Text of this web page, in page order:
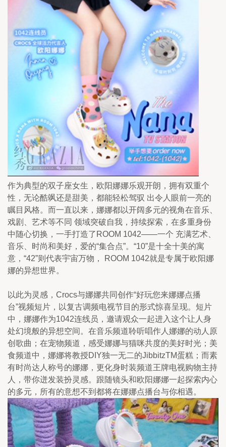
作为典型的双子座女生，欧阳娜娜乐观开朗，拥有双重个
性，无论酷飒还是甜美，都能轻松驾驭 出令人眼前一亮的
瞩目风格。而一直以来，娜娜都以开阔多元的视角在音乐、
戏剧、艺术等不同 领域突破自我，持续探索，在多重身份
中随心切换，一手打造了ROOM 1042——一个 充满艺术、
音乐、时尚和美好，爱的“集合点”。“10”是十全十美的寓
意，“42”则代表宇宙万物， ROOM 1042就是专属于欧阳娜
娜的异想世界。
以此为灵感，Crocs与娜娜共同创作“好玩您来娜娜点播
台”视频短片，以复古调频电视节目的形式惊喜呈现。短片
中，娜娜作为1042连线员，邀请观众一起进入这个让人身
处幻境般的异想空间。在音乐频道聆听唱作人娜娜的动人原
创歌曲；在宠物频道，感受娜娜与猫咪共度的美好时光；美
食频道中，娜娜将教授DIY独一无二的JibbitzTM蛋糕；而素
有时尚达人称号的娜娜，更化身时装频道王牌电视购物主持
人，带你迸发装扮灵感。跟随镜头和欧阳娜娜一起探索内心
的多元，所有的意想不到都将在娜娜点播台与你相遇。